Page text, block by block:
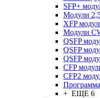
SFP+
Модули
XFP
Модули
QSFP
QSFP
QSFP
CFP
CFP2
+ ЕЩЕ 6